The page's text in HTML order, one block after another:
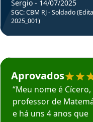
em depoimento
Sergio - 14/07/2025
SGC: CBM RJ - Soldado
2025_001)
Estudante Cicero
Aprovados
“Meu nome é
professor de
e há uns 4 anos que